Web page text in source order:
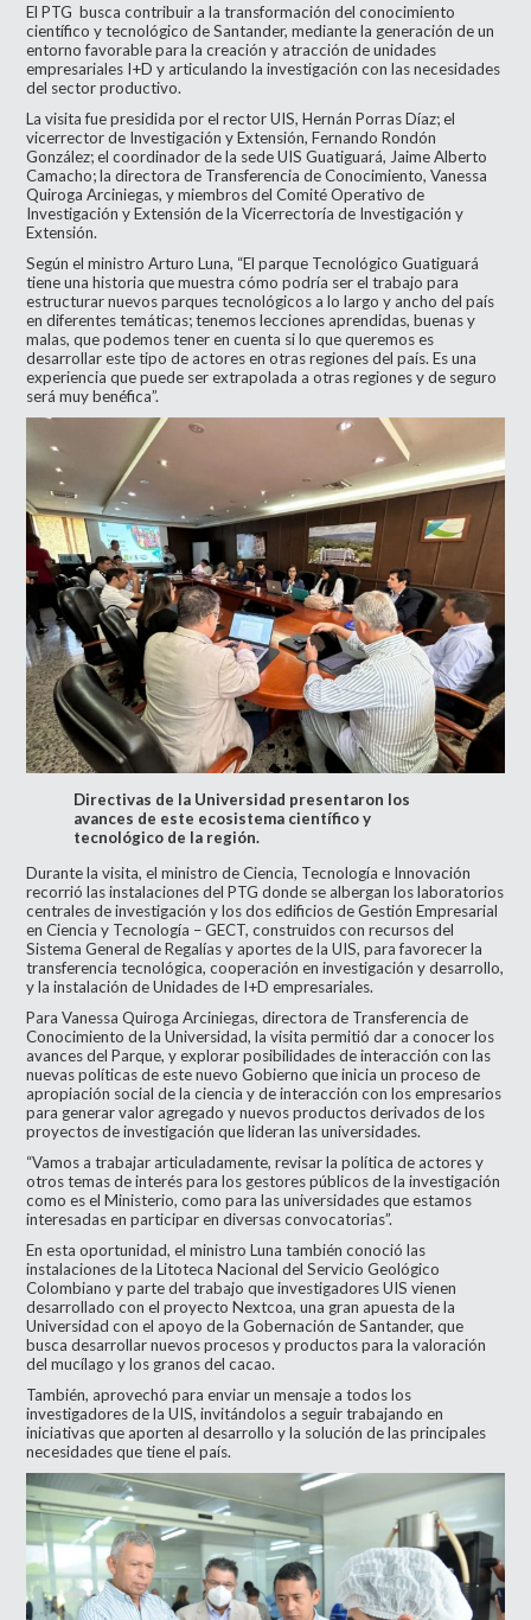
El PTG busca contribuir a la transformación del conocimiento
científico y tecnológico de Santander, mediante la generación de un
entorno favorable para la creación y atracción de unidades
empresariales I+D y articulando la investigación con las necesidades
del sector productivo.
La visita fue presidida por el rector UIS, Hernán Porras Díaz; el
vicerrector de Investigación y Extensión, Fernando Rondón
González; el coordinador de la sede UIS Guatiguará, Jaime Alberto
Camacho; la directora de Transferencia de Conocimiento, Vanessa
Quiroga Arciniegas, y miembros del Comité Operativo de
Investigación y Extensión de la Vicerrectoría de Investigación y
Extensión.
Según el ministro Arturo Luna, “El parque Tecnológico Guatiguará
tiene una historia que muestra cómo podría ser el trabajo para
estructurar nuevos parques tecnológicos a lo largo y ancho del país
en diferentes temáticas; tenemos lecciones aprendidas, buenas y
malas, que podemos tener en cuenta si lo que queremos es
desarrollar este tipo de actores en otras regiones del país. Es una
experiencia que puede ser extrapolada a otras regiones y de seguro
será muy benéfica”.
Directivas de la Universidad presentaron los
avances de este ecosistema científico y
tecnológico de la región.
Durante la visita, el ministro de Ciencia, Tecnología e Innovación
recorrió las instalaciones del PTG donde se albergan los laboratorios
centrales de investigación y los dos edificios de Gestión Empresarial
en Ciencia y Tecnología – GECT, construidos con recursos del
Sistema General de Regalías y aportes de la UIS, para favorecer la
transferencia tecnológica, cooperación en investigación y desarrollo,
y la instalación de Unidades de I+D empresariales.
Para Vanessa Quiroga Arciniegas, directora de Transferencia de
Conocimiento de la Universidad, la visita permitió dar a conocer los
avances del Parque, y explorar posibilidades de interacción con las
nuevas políticas de este nuevo Gobierno que inicia un proceso de
apropiación social de la ciencia y de interacción con los empresarios
para generar valor agregado y nuevos productos derivados de los
proyectos de investigación que lideran las universidades.
“Vamos a trabajar articuladamente, revisar la política de actores y
otros temas de interés para los gestores públicos de la investigación
como es el Ministerio, como para las universidades que estamos
interesadas en participar en diversas convocatorias”.
En esta oportunidad, el ministro Luna también conoció las
instalaciones de la Litoteca Nacional del Servicio Geológico
Colombiano y parte del trabajo que investigadores UIS vienen
desarrollado con el proyecto Nextcoa, una gran apuesta de la
Universidad con el apoyo de la Gobernación de Santander, que
busca desarrollar nuevos procesos y productos para la valoración
del mucílago y los granos del cacao.
También, aprovechó para enviar un mensaje a todos los
investigadores de la UIS, invitándolos a seguir trabajando en
iniciativas que aporten al desarrollo y la solución de las principales
necesidades que tiene el país.